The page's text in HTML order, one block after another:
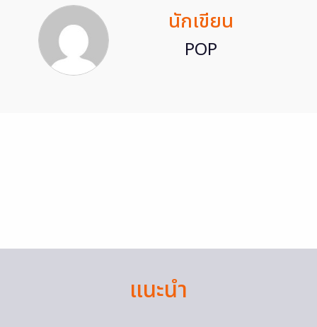
นักเขียน
POP
แนะนำ